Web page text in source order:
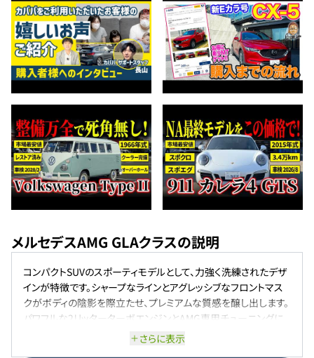
メルセデスAMG GLAクラスの説明
コンパクトSUVのスポーティモデルとして、力強く洗練されたデザ
インが特徴です。シャープなラインとアグレッシブなフロントマス
クがボディの陰影を際立たせ、プレミアムな質感を醸し出します。
パワフルな2リッターターボエンジンとAMG専用チューニングに
よる軽快な走りが魅力で、都市部からワインディングロードまで
さらに表示